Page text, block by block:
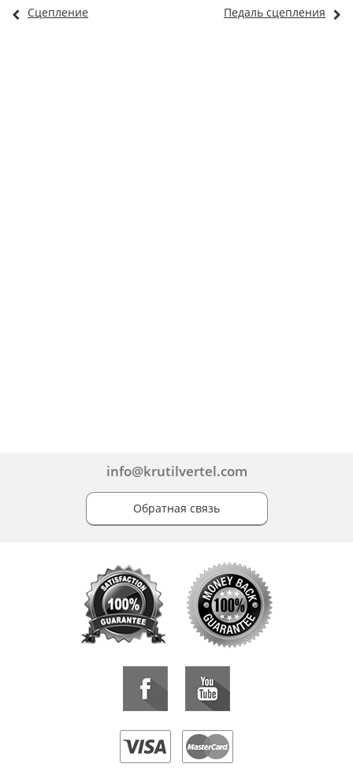
Сцепление Педаль сцепления
info@krutilvertel.com
Обратная связь